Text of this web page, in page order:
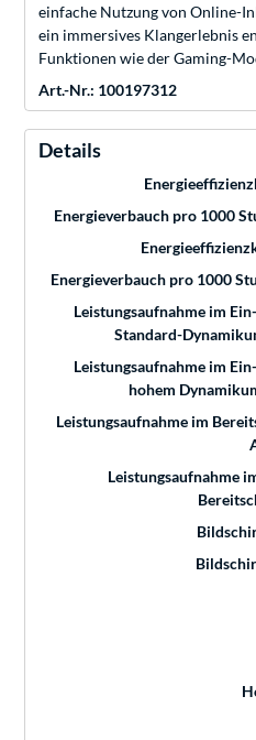
einfache Nutzung von Online-
ein immersives Klangerlebnis
Funktionen wie der Gaming-
Art.-Nr.: 100197312
Details
Energieverbauch pro 1000
Energieverbauch pro 1000
Leistungsaufnahme im
Standard-
Leistungsaufnahme im
hohem
Leistungsaufnahme im
Leistungsaufnahme